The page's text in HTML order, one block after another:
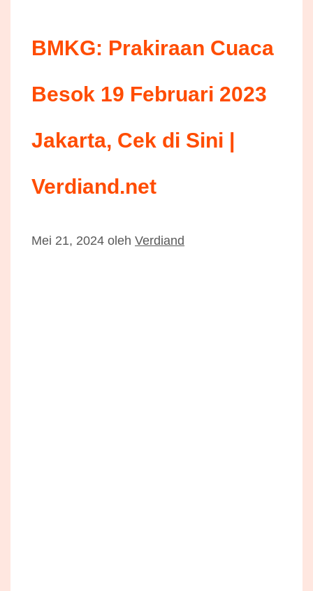
BMKG: Prakiraan Cuaca
Besok 19 Februari 2023
Jakarta, Cek di Sini |
Verdiand.net
Mei 21, 2024 oleh Verdiand